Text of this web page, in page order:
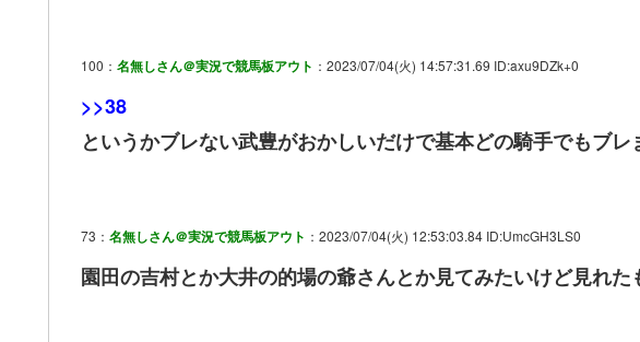
100： 名無しさん＠実況で競馬板アウト ：2023/07/04(火) 14:57:31.69 ID:axu9DZk+0
>>38
というかブレない武豊がおかしいだけで基本どの騎手でもブレ
73： 名無しさん＠実況で競馬板アウト ：2023/07/04(火) 12:53:03.84 ID:UmcGH3LS0
園田の吉村とか大井の的場の爺さんとか見てみたいけど見れ